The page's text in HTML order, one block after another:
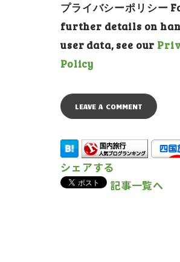
プライバシーポリシー
further details on
user data, see our
Policy
シェアする
記事一覧へ